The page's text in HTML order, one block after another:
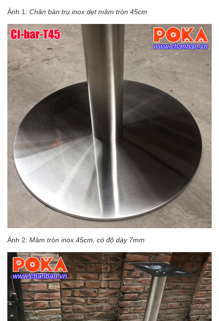
Ảnh 1: Chân bàn trụ inox dẹt mâm tròn 45cm
Ảnh 2: Mâm tròn inox 45cm, có độ dày 7mm